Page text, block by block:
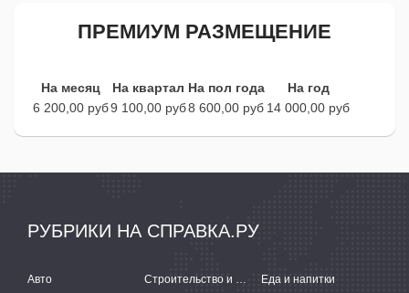
ПРЕМИУМ РАЗМЕЩЕНИЕ
На месяц На квартал На пол года
На год
6 200,00 руб9 100,00 руб8 600,00 руб 14 000,00 руб
РУБРИКИ НА СПРАВКА.РУ
Авто Строительство и ремонт
Еда и напитки